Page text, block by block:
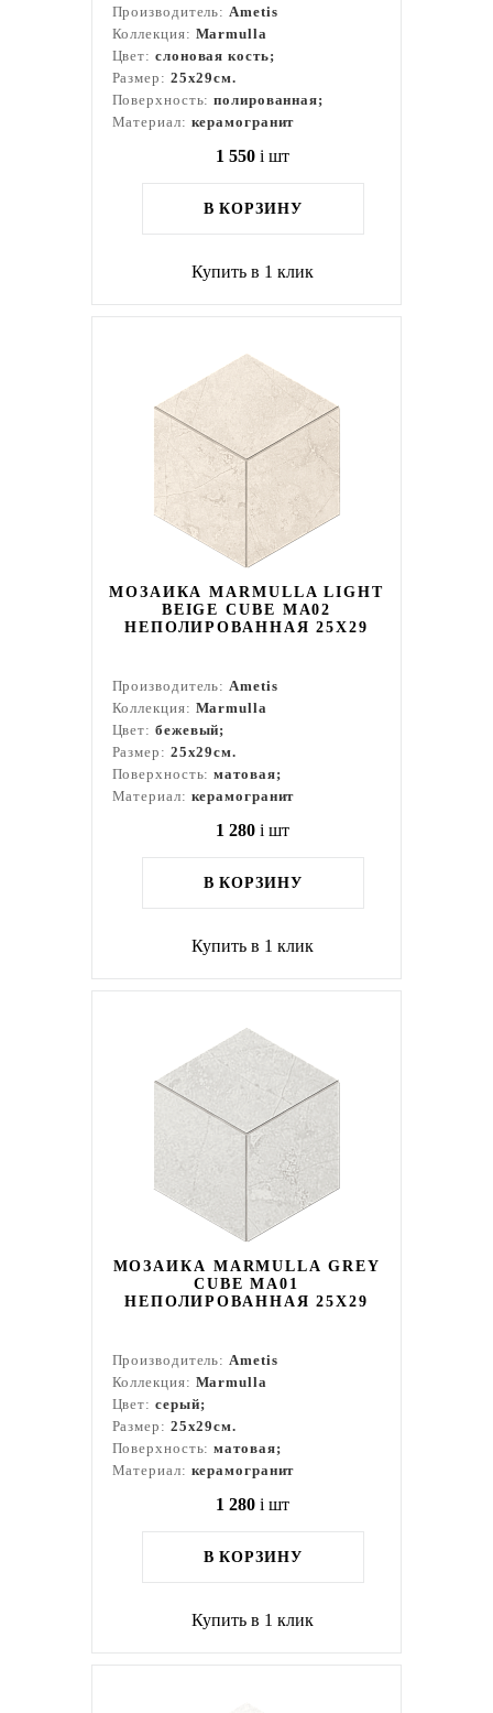
Производитель:Ametis
Коллекция: Marmulla
Цвет: слоновая кость;
Размер: 25x29см.
Поверхность:полированная;
Материал: керамогранит
1 550 i шт
В КОРЗИНУ
Купить в 1 клик
МОЗАИКА MARMULLA LIGHT
BEIGE CUBE MA02
НЕПОЛИРОВАННАЯ 25X29
Производитель:Ametis
Коллекция: Marmulla
Цвет: бежевый;
Размер: 25x29см.
Поверхность:матовая;
Материал: керамогранит
1 280 i шт
В КОРЗИНУ
Купить в 1 клик
МОЗАИКА MARMULLA GREY
CUBE MA01
НЕПОЛИРОВАННАЯ 25X29
Производитель:Ametis
Коллекция: Marmulla
Цвет: серый;
Размер: 25x29см.
Поверхность:матовая;
Материал: керамогранит
1 280 i шт
В КОРЗИНУ
Купить в 1 клик